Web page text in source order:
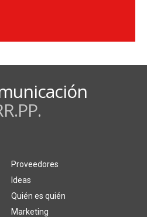
Proveedores
Ideas
Quién es quién
Marketing